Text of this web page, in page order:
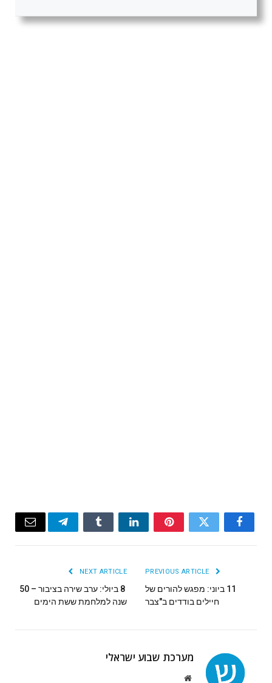
Facebook
Twitter
Pinterest
LinkedIn
Tumblr
Telegram
Email
11 ביוני: מפגש להורים של
חיילים בודדים ב"צבר
NEXT ARTICLE
8 ביולי: ערב שירה בציבור – 50
שנה למלחמת ששת הימים
מערכת שבוע ישראלי
Website